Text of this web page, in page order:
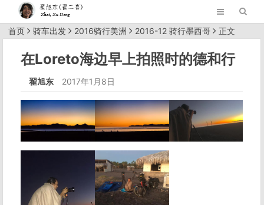
首页 骑车出发 2016骑行美洲 2016-12 骑行墨西哥 正文
在Loreto海边早上拍照时的德和行
翟旭东 2017年1月8日